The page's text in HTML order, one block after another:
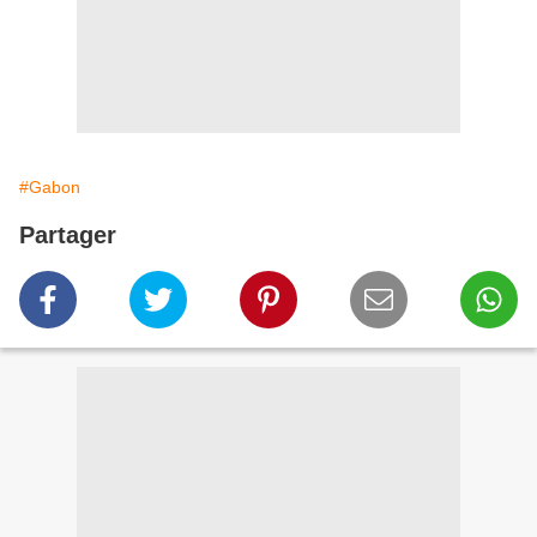
#Gabon
Partager